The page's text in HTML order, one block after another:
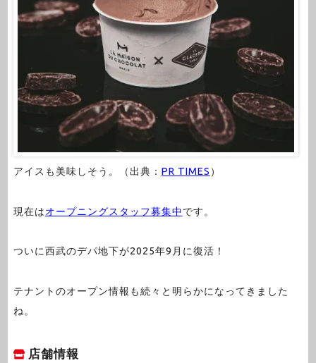
アイスも美味しそう。（出典： PR TIMES ）
現在はオープニングスタッフ募集中です。
ついに西武のデパ地下が2025年9月に復活！
テナントのオープン情報も続々と明らかになってきました
ね。
店舗情報